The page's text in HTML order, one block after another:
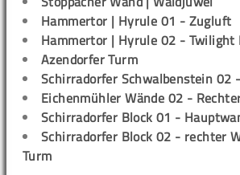
Hammertor | Hyrule 01 - Zugluft
Hammertor | Hyrule 02 - Twilight
Azendorfer Turm
Schirradorfer Schwalbenstein 02
Eichenmühler Wände 02 -
Schirradorfer Block 01 -
Schirradorfer Block 02 - rechter
Turm